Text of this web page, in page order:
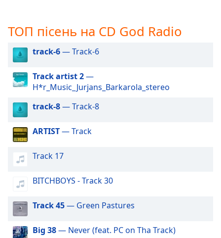
settings,
subtitles
settings
dialog
subtitles
selected
Track
in-
Fullscreen
window.
ТОП пісень на CD God Radio
track-6— Track-6
Track artist 2—
H*r_Music_Jurjans_Barkarola_stereo
track-8— Track-8
ARTIST— Track
Track 17
BITCHBOYS - Track 30
Track 45— Green Pastures
Big 38— Never (feat. PC on Tha Track)